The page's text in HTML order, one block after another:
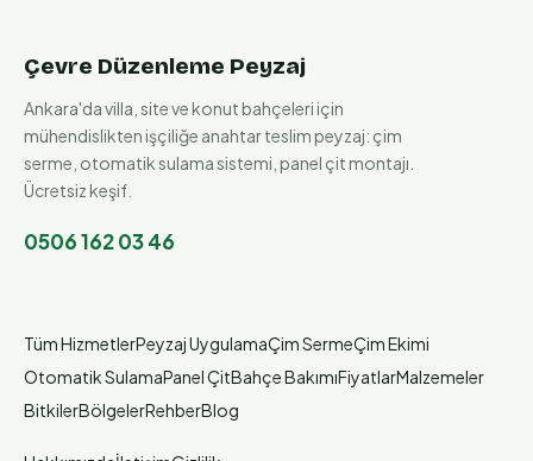
Çevre Düzenleme Peyzaj
Ankara'da villa, site ve konut bahçeleri için
mühendislikten işçiliğe anahtar teslim peyzaj: çim
serme, otomatik sulama sistemi, panel çit montajı.
Ücretsiz keşif.
0506 162 03 46
Tüm HizmetlerPeyzaj UygulamaÇim SermeÇim Ekimi
Otomatik SulamaPanel ÇitBahçe BakımıFiyatlarMalzemeler
BitkilerBölgelerRehberBlog